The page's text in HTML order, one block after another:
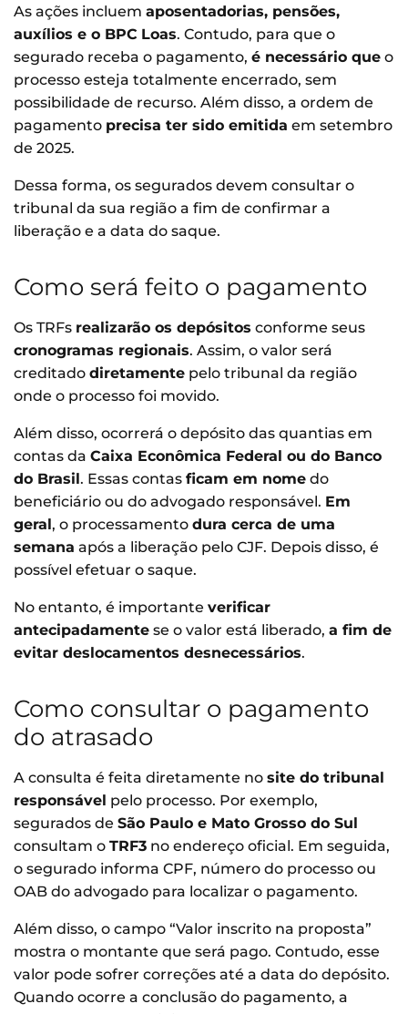
As ações incluem aposentadorias, pensões,
auxílios e o BPC Loas. Contudo, para que o
segurado receba o pagamento, é necessário que o
processo esteja totalmente encerrado, sem
possibilidade de recurso. Além disso, a ordem de
pagamento precisa ter sido emitida em setembro
de 2025.
Dessa forma, os segurados devem consultar o
tribunal da sua região a fim de confirmar a
liberação e a data do saque.
Como será feito o pagamento
Os TRFs realizarão os depósitos conforme seus
cronogramas regionais. Assim, o valor será
creditado diretamente pelo tribunal da região
onde o processo foi movido.
Além disso, ocorrerá o depósito das quantias em
contas da Caixa Econômica Federal ou do Banco
do Brasil. Essas contas ficam em nome do
beneficiário ou do advogado responsável. Em
geral, o processamento dura cerca de uma
semana após a liberação pelo CJF. Depois disso, é
possível efetuar o saque.
No entanto, é importante verificar
antecipadamente se o valor está liberado, a fim de
evitar deslocamentos desnecessários.
Como consultar o pagamento
do atrasado
A consulta é feita diretamente no site do tribunal
responsável pelo processo. Por exemplo,
segurados de São Paulo e Mato Grosso do Sul
consultam o TRF3 no endereço oficial. Em seguida,
o segurado informa CPF, número do processo ou
OAB do advogado para localizar o pagamento.
Além disso, o campo “Valor inscrito na proposta”
mostra o montante que será pago. Contudo, esse
valor pode sofrer correções até a data do depósito.
Quando ocorre a conclusão do pagamento, a